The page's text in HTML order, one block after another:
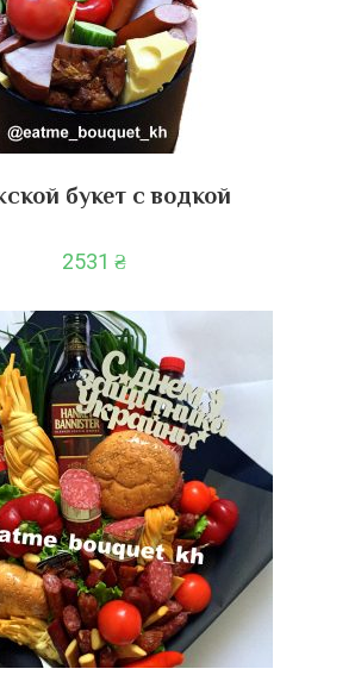
букет с водкой
2531 ₴